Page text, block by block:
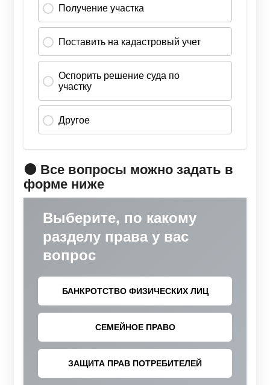
🟠 Все вопросы можно задать в
форме ниже